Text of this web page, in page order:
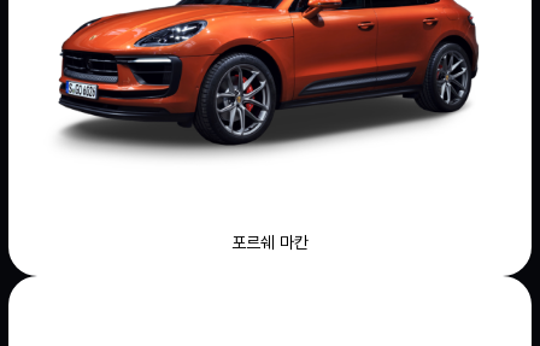
포르쉐 마칸